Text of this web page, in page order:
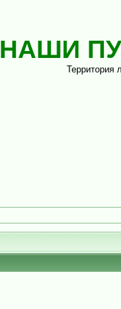
НАШИ
Территория